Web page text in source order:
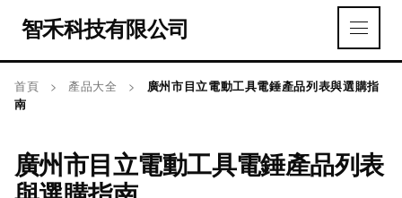
智禾科技有限公司
首頁 > 產品大全 >
廣州市目立電動工具電錘產品列表與選購指
南
廣州市目立電動工具電錘產品列表